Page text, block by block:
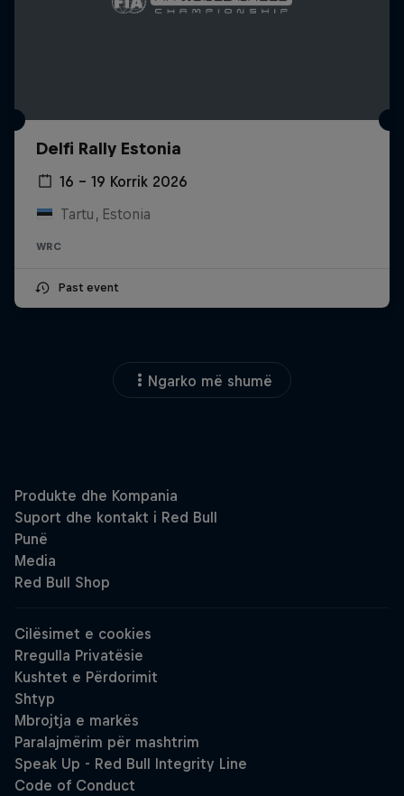
Delfi Rally Estonia
16 – 19 Korrik 2026
Tartu, Estonia
WRC
Past event
Ngarko më shumë